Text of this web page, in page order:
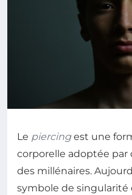
Le piercingest une
corporelle adoptée par
des millénaires.
symbole de singularité